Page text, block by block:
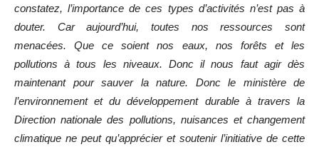
constatez, l’importance de ces types d’activités n’est pas à
douter. Car aujourd’hui, toutes nos ressources sont
menacées. Que ce soient nos eaux, nos forêts et les
pollutions à tous les niveaux. Donc il nous faut agir dès
maintenant pour sauver la nature. Donc le ministère de
l’environnement et du développement durable à travers la
Direction nationale des pollutions, nuisances et changement
climatique ne peut qu’apprécier et soutenir l’initiative de cette